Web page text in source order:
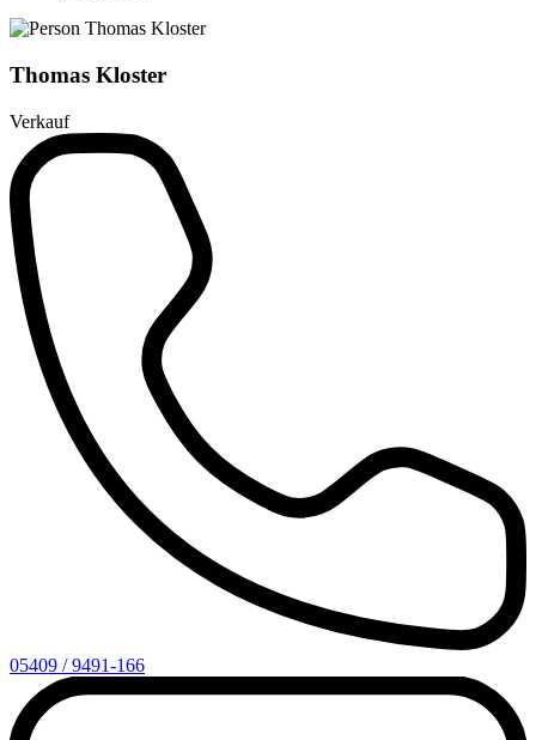
Thomas Kloster
Verkauf
05409 / 9491-166